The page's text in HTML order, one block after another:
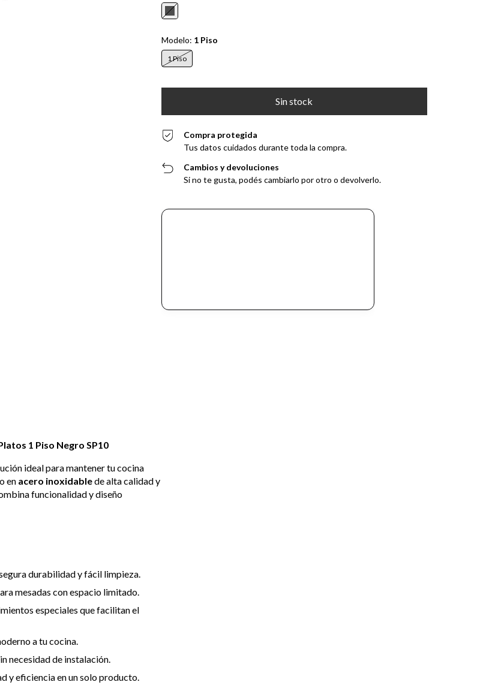
Modelo: 1 Piso
1 Piso
Compra protegida
Tus datos cuidados durante toda la compra.
Cambios y devoluciones
Si no te gusta, podés cambiarlo por otro o devolverlo.
1 Piso Negro SP10
ideal para mantener tu cocina
en acero inoxidablede alta calidad y
funcionalidad y diseño
durabilidad y fácil limpieza.
mesadas con espacio limitado.
especiales que facilitan el
a tu cocina.
necesidad de instalación.
y eficiencia en un solo producto.